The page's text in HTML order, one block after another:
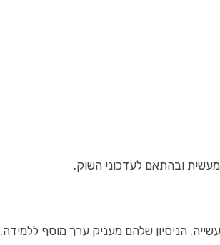
ובהתאם לעדכוני השוק.
הניסיון שלהם מעניק ערך מוסף ללמידה.